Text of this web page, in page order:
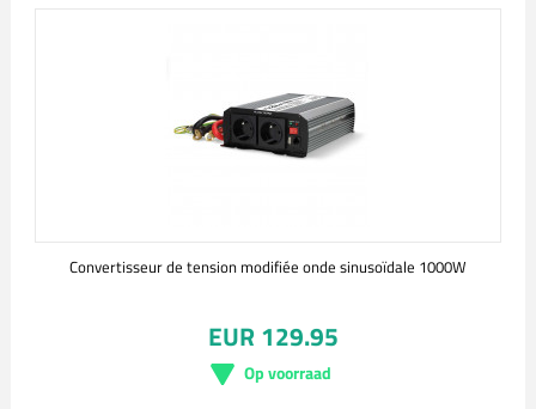
Convertisseur de tension modifiée onde sinusoïdale 1000W
EUR 129.95
Op voorraad